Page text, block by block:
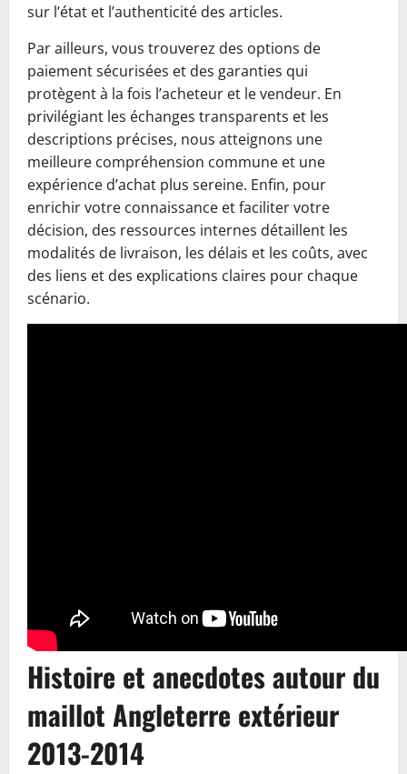
sur l’état et l’authenticité des articles.
Par ailleurs, vous trouverez des options de
paiement sécurisées et des garanties qui
protègent à la fois l’acheteur et le vendeur. En
privilégiant les échanges transparents et les
descriptions précises, nous atteignons une
meilleure compréhension commune et une
expérience d’achat plus sereine. Enfin, pour
enrichir votre connaissance et faciliter votre
décision, des ressources internes détaillent les
modalités de livraison, les délais et les coûts, avec
des liens et des explications claires pour chaque
scénario.
Histoire et anecdotes autour du
maillot Angleterre extérieur
2013-2014